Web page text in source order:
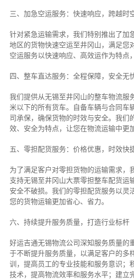
三、加急空运服务：快速响应，跨越时
针对紧急运输需求，我们特别推出了加
地区的货物快速空运至井冈山，满足您
空运服务以快速响应、高效运作为特点
四、整车直达服务：全程保障，安全无
我们提供从无锡至井冈山的整车物流服
米以下的所有货车。自备车辆与合同车
司承保，确保货物的时效与安全。我们
效、安全为特点，让您在物流运输中更
五、零担配货服务：价格优惠，时效快
为了满足客户对零担货物的运输需求，
支持无锡至井冈山大票零担整车配货运
安全不破损。我们的零担配货服务以灵
您的货物运输更加省心、省力。
六、持续提升服务质量，打造行业标杆
好运吉通无锡物流公司深知服务质量的
于不断提升服务质量，以满足客户的多
训，提高员工的专业技能和服务意识；
技术，提高物流效率和服务水平；建立